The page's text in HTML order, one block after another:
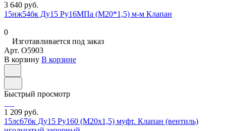
3 640 руб.
15нж54бк Ду15 Ру16МПа (М20*1,5) м-м Клапан
0
Изготавливается под заказ
Арт. O5903
В корзину В корзине
Быстрый просмотр
1 209 руб.
15лс67бк Ду15 Ру160 (М20х1,5) муфт. Клапан (вентиль)